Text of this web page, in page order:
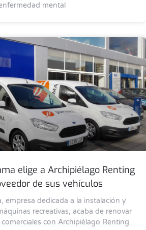
mental
elige a Archipiélago Renting
de sus vehículos
empresa dedicada a la instalación y
recreativas, acaba de renovar
con Archipiélago Renting.